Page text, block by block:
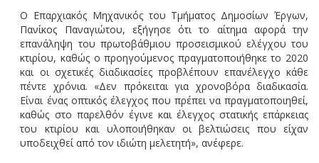
Ο Επαρχιακός Μηχανικός του Τμήματος Δημοσίων Έργων,
Πανίκος Παναγιώτου, εξήγησε ότι το αίτημα αφορά την
επανάληψη του πρωτοβάθμιου προσεισμικού ελέγχου του
κτιρίου, καθώς ο προηγούμενος πραγματοποιήθηκε το 2020
και οι σχετικές διαδικασίες προβλέπουν επανέλεγχο κάθε
πέντε χρόνια. «Δεν πρόκειται για χρονοβόρα διαδικασία.
Είναι ένας οπτικός έλεγχος που πρέπει να πραγματοποιηθεί,
καθώς στο παρελθόν έγινε και έλεγχος στατικής επάρκειας
του κτιρίου και υλοποιήθηκαν οι βελτιώσεις που είχαν
υποδειχθεί από τον ιδιώτη μελετητή», ανέφερε.